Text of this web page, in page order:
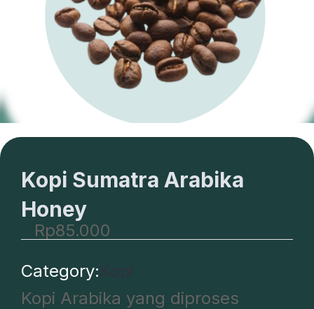
Kopi Sumatra Arabika
Honey
Rp85.000
Category:
Kopi Arabika yang diproses